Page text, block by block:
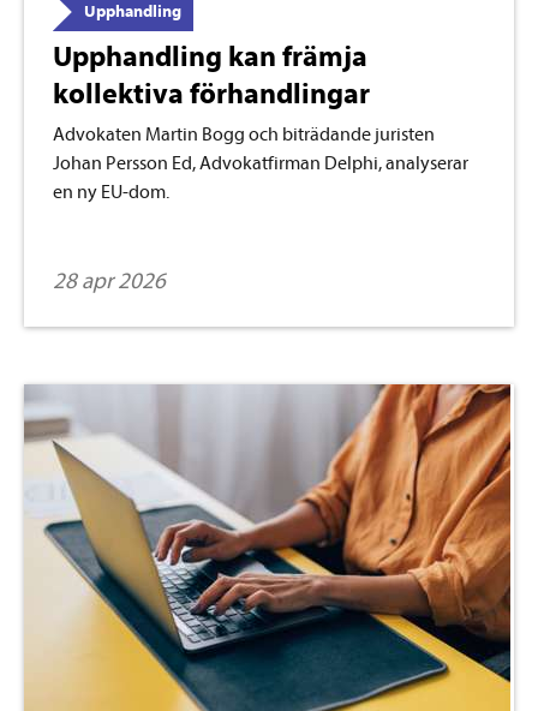
Upphandling
Upphandling kan främja
kollektiva förhandlingar
Advokaten Martin Bogg och biträdande juristen
Johan Persson Ed, Advokatfirman Delphi, analyserar
en ny EU-dom.
28 apr 2026